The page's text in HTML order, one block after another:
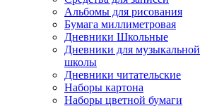
Альбомы для рисования
Бумага миллиметровая
Дневники Школьные
Дневники для музыкальной
школы
Дневники читательские
Наборы картона
Наборы цветной бумаги